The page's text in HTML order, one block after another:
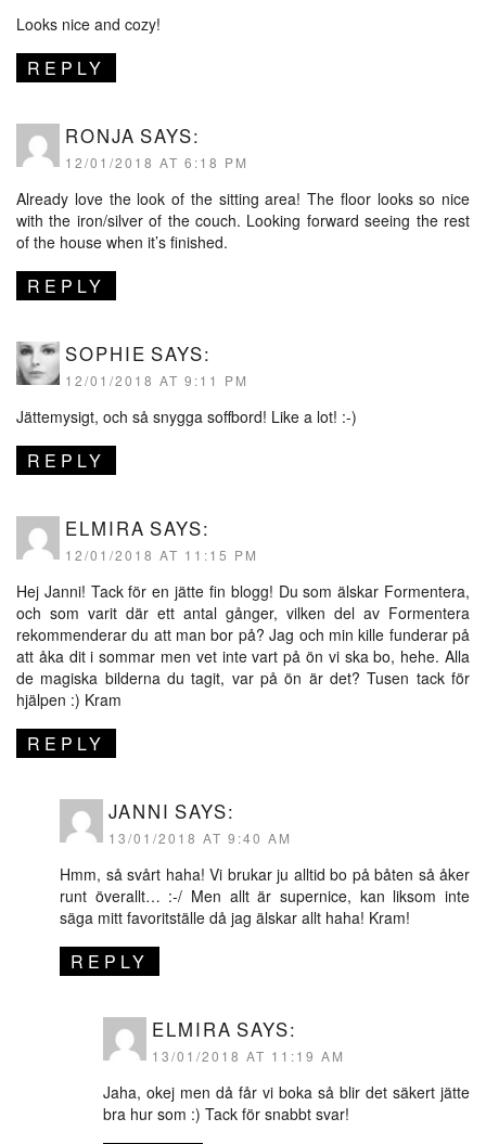
Looks nice and cozy!
REPLY
RONJA SAYS:
12/01/2018 AT 6:18 PM
Already love the look of the sitting area! The floor looks so nice
with the iron/silver of the couch. Looking forward seeing the rest
of the house when it’s finished.
REPLY
SOPHIE SAYS:
12/01/2018 AT 9:11 PM
Jättemysigt, och så snygga soffbord! Like a lot! :-)
REPLY
ELMIRA SAYS:
12/01/2018 AT 11:15 PM
Hej Janni! Tack för en jätte fin blogg! Du som älskar Formentera,
och som varit där ett antal gånger, vilken del av Formentera
rekommenderar du att man bor på? Jag och min kille funderar på
att åka dit i sommar men vet inte vart på ön vi ska bo, hehe. Alla
de magiska bilderna du tagit, var på ön är det? Tusen tack för
hjälpen :) Kram
REPLY
JANNI SAYS:
13/01/2018 AT 9:40 AM
Hmm, så svårt haha! Vi brukar ju alltid bo på båten så åker
runt överallt… :-/ Men allt är supernice, kan liksom inte
säga mitt favoritställe då jag älskar allt haha! Kram!
REPLY
ELMIRA SAYS:
13/01/2018 AT 11:19 AM
Jaha, okej men då får vi boka så blir det säkert jätte
bra hur som :) Tack för snabbt svar!